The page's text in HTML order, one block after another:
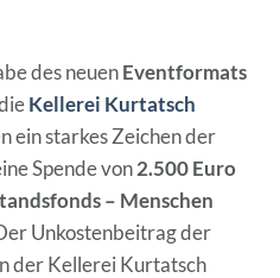
des neuenEventformats
Kellerei Kurtatsch
ein starkes Zeichen der
Spende von2.500 Euro
– Menschen
Unkostenbeitrag der
der Kellerei Kurtatsch